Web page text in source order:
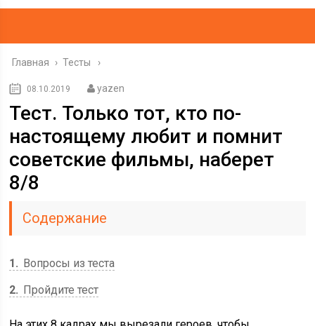
Главная › Тесты
08.10.2019 yazen
Тест. Только тот, кто по-
настоящему любит и помнит
советские фильмы, наберет
8/8
Содержание
1
Вопросы из теста
2
Пройдите тест